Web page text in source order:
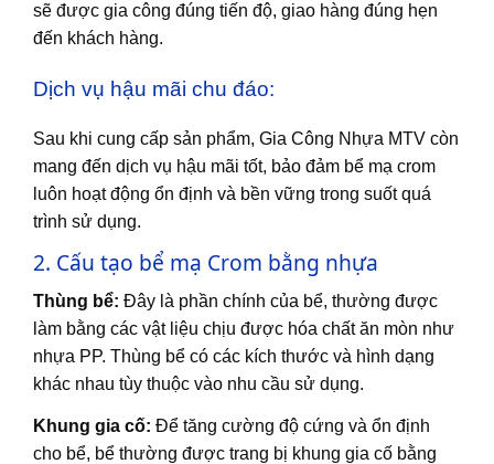
sẽ được gia công đúng tiến độ, giao hàng đúng hẹn
đến khách hàng.
Dịch vụ hậu mãi chu đáo:
Sau khi cung cấp sản phẩm, Gia Công Nhựa MTV còn
mang đến dịch vụ hậu mãi tốt, bảo đảm bể mạ crom
luôn hoạt động ổn định và bền vững trong suốt quá
trình sử dụng.
2. Cấu tạo bể mạ Crom bằng nhựa
Thùng bể: Đây là phần chính của bể, thường được
làm bằng các vật liệu chịu được hóa chất ăn mòn như
nhựa PP. Thùng bể có các kích thước và hình dạng
khác nhau tùy thuộc vào nhu cầu sử dụng.
Khung gia cố: Để tăng cường độ cứng và ổn định
cho bể, bể thường được trang bị khung gia cố bằng